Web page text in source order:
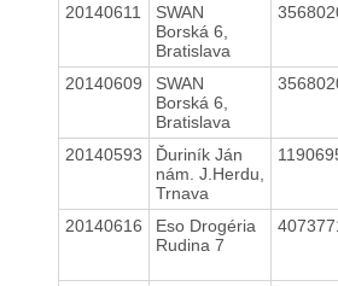
20140611
SWAN
Borská 6,
Bratislava
20140609
SWAN
Borská 6,
Bratislava
20140593
Ďuriník Ján
nám. J.Herdu,
Trnava
20140616
Eso Drogéria
Rudina 7